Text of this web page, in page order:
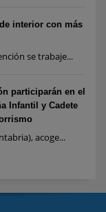
interior con más
se trabaje...
participarán en el
Infantil y Cadete
acoge...